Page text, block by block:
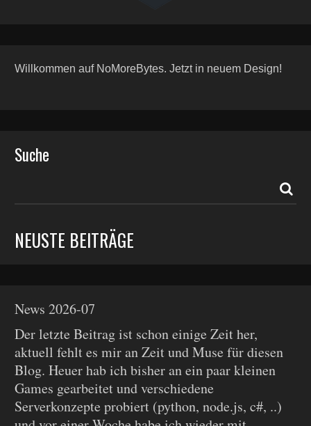
Willkommen auf NoMoreBytes. Jetzt in neuem Design!
Suche
NEUSTE BEITRÄGE
News 2026-07
Der letzte Beitrag ist schon einige Zeit her,
aktuell fehlt es mir an Zeit und Muse für diesen
Blog. Heuer hab ich bisher an ein paar kleinen
Games gearbeitet und verschiedene
Serverkonzepte probiert (python, node.js, c#, ..)